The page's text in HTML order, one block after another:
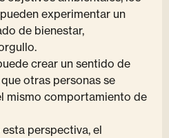
experimentar un
de bienestar,
crear un sentido de
otras personas se
mismo comportamiento de
perspectiva, el